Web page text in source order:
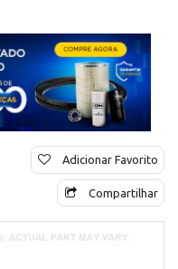
Adicionar Favorito
Compartilhar